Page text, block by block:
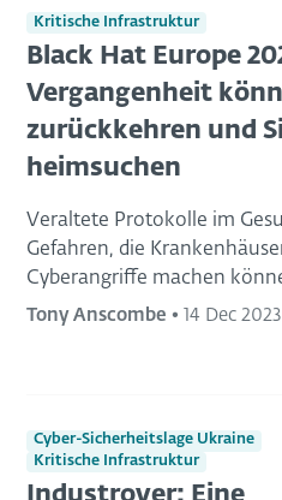
Kritische Infrastruktur
Black Hat Europe
Vergangenheit
zurückkehren und
heimsuchen
Veraltete Protokolle im
Gefahren, die
Cyberangriffe machen
Tony Anscombe • 14 Dec 2023
Cyber-Sicherheitslage Ukraine
Kritische Infrastruktur